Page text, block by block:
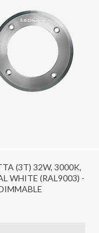
(3T) 32W, 3000K,
WHITE (RAL9003) -